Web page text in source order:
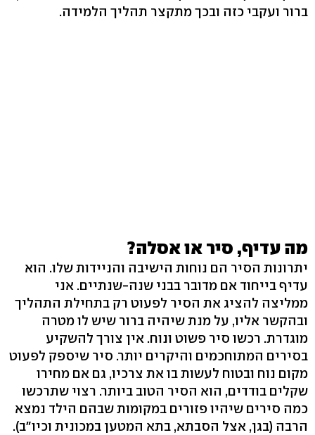
ברור ועקבי כזה ובכך מתקצר תהליך הלמידה.
מה עדיף, סיר או אסלה?
יתרונות הסיר הם נוחות הישיבה והניידות שלו. הוא
עדיף בייחוד אם מדובר בבני שנה-שנתיים. אני
ממליצה להציג את הסיר לפעוט רק בתחילת התהליך
ובהקשר אליו, על מנת שיהיה ברור שיש לו מטרה
מוגדרת. רכשו סיר פשוט ונוח. אין צורך להשקיע
בסירים המתוחכמים והיקרים יותר. סיר שיספק לפעוט
מקום נוח ובטוח לעשות בו את צרכיו, גם אם מחירו
שקלים בודדים, הוא הסיר הטוב ביותר. רצוי שתרכשו
כמה סירים שיהיו פזורים במקומות שבהם הילד נמצא
הרבה (בגן, אצל הסבתא, בתא המטען במכונית וכיו"ב).